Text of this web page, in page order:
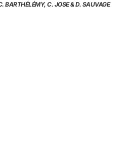
BARTHÉLÉMY, C. JOSE & D. SAUVAGE